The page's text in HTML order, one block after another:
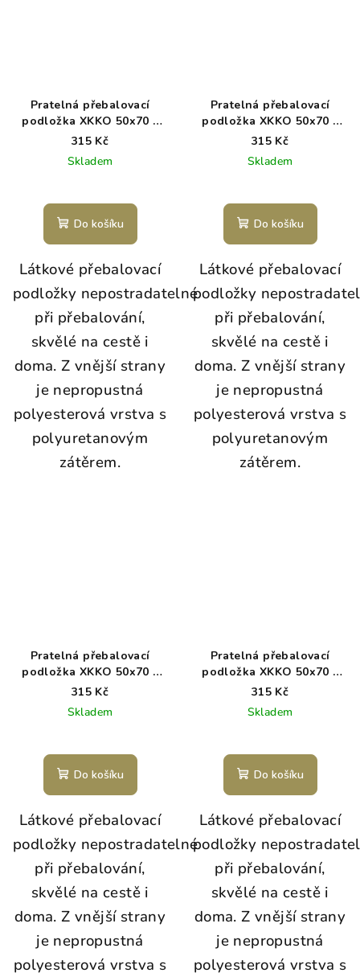
Pratelná přebalovací
podložka XKKO 50x70 -
Atmosphere
315 Kč
Skladem
Do košíku
Látkové přebalovací
podložky nepostradatelné
při přebalování,
skvělé na cestě i
doma. Z vnější strany
je nepropustná
polyesterová vrstva s
polyuretanovým
zátěrem.
Pratelná přebalovací
podložka XKKO 50x70 -
Mesa Rose
315 Kč
Skladem
Do košíku
Látkové přebalovací
podložky
při přebalování,
skvělé na cestě i
doma. Z vnější strany
je nepropustná
polyesterová vrstva s
polyuretanovým
zátěrem.
Pratelná přebalovací
podložka XKKO 50x70 -
Red Poppies
315 Kč
Skladem
Do košíku
Látkové přebalovací
podložky nepostradatelné
při přebalování,
skvělé na cestě i
doma. Z vnější strany
je nepropustná
polyesterová vrstva s
Pratelná přebalovací
podložka XKKO 50x70 -
Mountain Spring
315 Kč
Skladem
Do košíku
Látkové přebalovací
podložky
při přebalování,
skvělé na cestě i
doma. Z vnější strany
je nepropustná
polyesterová vrstva s